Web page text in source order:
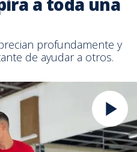
profundamente y
de ayudar a otros.